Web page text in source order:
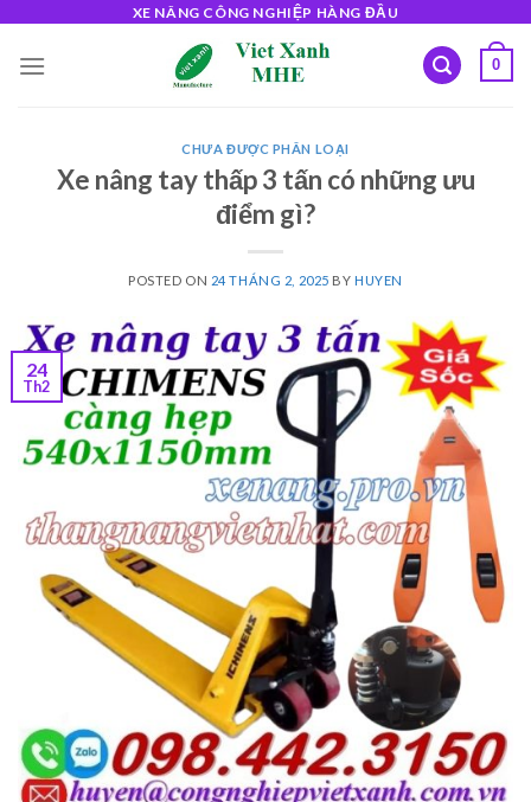
content
XE NÂNG CÔNG NGHIỆP HÀNG ĐẦU
0
CHƯA ĐƯỢC PHÂN LOẠI
Xe nâng tay thấp 3 tấn có những ưu
điểm gì?
POSTED ON 24 THÁNG 2, 2025 BY HUYEN
24
Th2